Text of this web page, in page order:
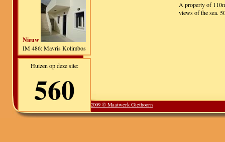
Nieuw
IM 486: Mavris Kolimbos
Huizen op deze site:
560
A property of
views of the sea.
2009 © Maatwerk Giethoorn